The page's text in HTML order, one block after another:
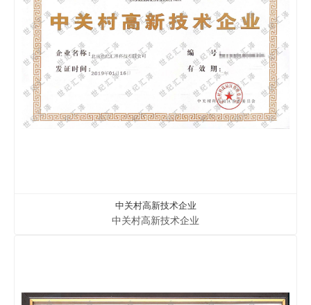
中关村高新技术企业
中关村高新技术企业